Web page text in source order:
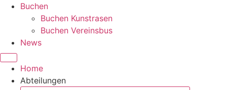
Buchen
Buchen Kunstrasen
Buchen Vereinsbus
News
Home
Abteilungen